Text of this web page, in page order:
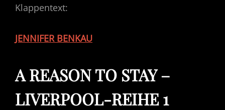
Klappentext:
JENNIFER BENKAU
A REASON TO STAY –
LIVERPOOL-REIHE 1